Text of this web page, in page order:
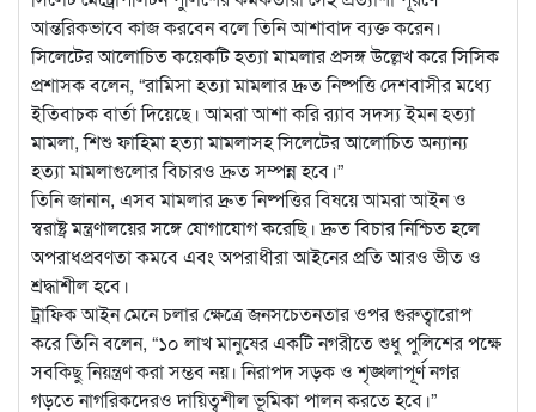
আন্তরিকভাবে কাজ করবেন বলে তিনি আশাবাদ ব্যক্ত করেন।
সিলেটের আলোচিত কয়েকটি হত্যা মামলার প্রসঙ্গ উল্লেখ করে সিসিক
প্রশাসক বলেন, “রামিসা হত্যা মামলার দ্রুত নিষ্পত্তি দেশবাসীর মধ্যে
ইতিবাচক বার্তা দিয়েছে। আমরা আশা করি র‌্যাব সদস্য ইমন হত্যা
মামলা, শিশু ফাহিমা হত্যা মামলাসহ সিলেটের আলোচিত অন্যান্য
হত্যা মামলাগুলোর বিচারও দ্রুত সম্পন্ন হবে।”
তিনি জানান, এসব মামলার দ্রুত নিষ্পত্তির বিষয়ে আমরা আইন ও
স্বরাষ্ট্র মন্ত্রণালয়ের সঙ্গে যোগাযোগ করেছি। দ্রুত বিচার নিশ্চিত হলে
অপরাধপ্রবণতা কমবে এবং অপরাধীরা আইনের প্রতি আরও ভীত ও
শ্রদ্ধাশীল হবে।
ট্রাফিক আইন মেনে চলার ক্ষেত্রে জনসচেতনতার ওপর গুরুত্বারোপ
করে তিনি বলেন, “১০ লাখ মানুষের একটি নগরীতে শুধু পুলিশের পক্ষে
সবকিছু নিয়ন্ত্রণ করা সম্ভব নয়। নিরাপদ সড়ক ও শৃঙ্খলাপূর্ণ নগর
গড়তে নাগরিকদেরও দায়িত্বশীল ভূমিকা পালন করতে হবে।”